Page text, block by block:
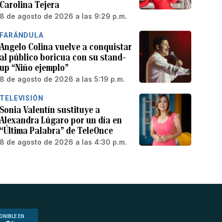
Carolina Tejera
8 de agosto de 2026 a las 9:29 p.m.
FARÁNDULA
Angelo Colina vuelve a conquistar
al público boricua con su stand-
up “Niño ejemplo”
8 de agosto de 2026 a las 5:19 p.m.
TELEVISIÓN
Sonia Valentín sustituye a
Alexandra Lúgaro por un día en
“Última Palabra” de TeleOnce
8 de agosto de 2026 a las 4:30 p.m.
EN